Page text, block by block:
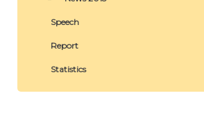
Speech
Report
Statistics